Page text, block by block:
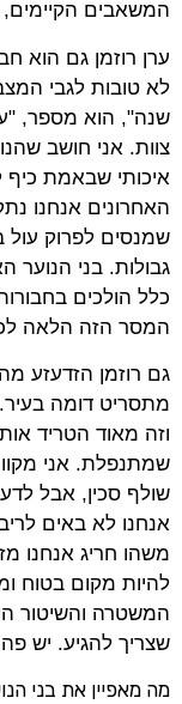
המשאבים
ערן רוזמן גם הוא
שנה", הוא מספר,
צוות. אני חושב
איכותי שבאמת כיף
האחרונים אנחנו
שמנסים לפרוק עול
גבולות. בני
כלל הולכים
המסר הזה הלאה
גם רוזמן הזדעזע
מתסריט דומה
וזה מאוד הטריד
שמתנפלת. אני
שולף סכין, אבל
אנחנו לא באים
משהו חריג אנחנו
להיות מקום בטוח
המשטרה והשיטור
שצריך להגיע. יש פה
מה מאפיין את בני